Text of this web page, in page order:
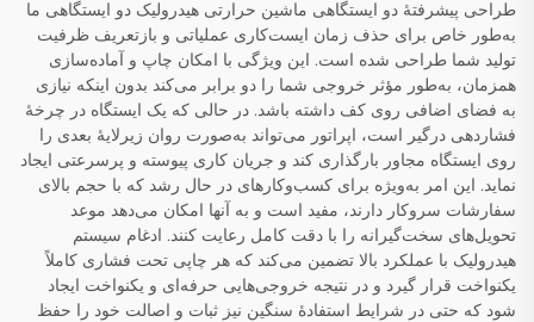
طراحی پیشرفتهٔ دو ایستگاهی ماشین حرارتی هیدرولیک دو ایستگاهی ما
به‌طور خاص برای حذف زمان ایست‌کاری عملیاتی و بازتعریف ظرفیت
تولید شما طراحی شده است. این ویژگی با امکان چاپ و آماده‌سازی
همزمان، به‌طور مؤثر خروجی شما را دو برابر می‌کند بدون اینکه نیازی
به فضای اضافی روی کف داشته باشد. در حالی که یک ایستگاه در چرخهٔ
فشاردهی درگیر است، اپراتور می‌تواند به‌صورت روان زیرلایهٔ بعدی را
روی ایستگاه مجاور بارگذاری کند و جریان کاری پیوسته و پرسرعتی ایجاد
نماید. این امر به‌ویژه برای کسب‌وکارهای در حال رشد که با حجم بالای
سفارشات سروکار دارند، مفید است و به آنها امکان می‌دهد موعد
تحویل‌های سخت‌گیرانه را با دقت کامل رعایت کنند. ادغام سیستم
هیدرولیک با عملکرد بالا تضمین می‌کند که هر چاپی تحت فشاری کاملاً
یکنواخت قرار گیرد و در نتیجه خروجی‌هایی حرفه‌ای و یکنواخت ایجاد
شود که حتی در شرایط استفادهٔ سنگین نیز ثبات و اصالت خود را حفظ